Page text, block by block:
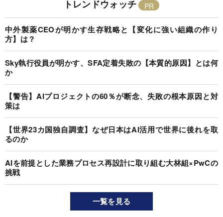
トレンドウォッチ
中外製薬CEOが明かす生存戦略と【変化に強い組織の作り
方】は？
Sky執行役員が明かす、SFA定着失敗の【本質的原因】とは何
か
【警告】AIプロジェクトの60％が断念、失敗の根本原因と対
策は
【世界23カ国独自調査】なぜ日本はAI活用で世界に後れを取
るのか
AIを前提とした業務プロセス再設計に取り組む大林組×PwCの
挑戦
一覧を見る